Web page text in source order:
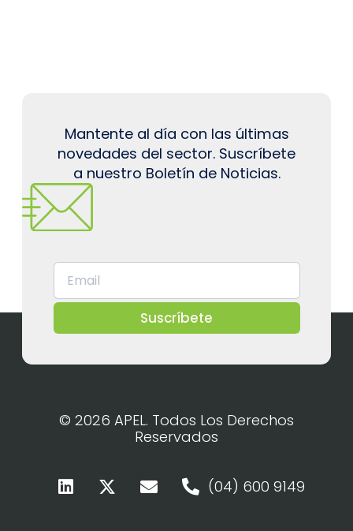
Mantente al día con las últimas
novedades del sector. Suscríbete
a nuestro Boletín de Noticias.
Suscríbete
© 2026 APEL. Todos Los Derechos
Reservados
(04) 600 9149